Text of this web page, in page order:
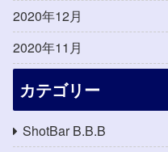
2020年12月
2020年11月
カテゴリー
ShotBar B.B.B